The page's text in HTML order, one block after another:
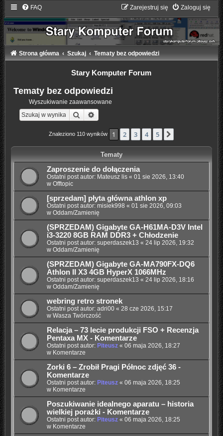
FAQ Zaloguj się
Zarejestruj się
Strona główna Szukaj Tematy bez odpowiedzi
Stary Komputer Forum
Tematy bez odpowiedzi
Wyszukiwanie zaawansowane
Szukaj
Znaleziono 110 wyników 1 2 3 4 5
Tematy
Zaproszenie do dołączenia
Ostatni post autor: Mateusz lis« 01 sie 2026, 13:40
w Offtopic
[sprzedam] płyta główna athlon xp
Ostatni post autor: misiek998 « 01 sie 2026, 09:03
w Oddam/Zamienię
(SPRZEDAM) Gigabyte GA-H61MA-D3V Intel
i3-3220 8GB RAM DDR3 + Chłodzenie
Ostatni post autor: superdaszek13 « 24 lip 2026, 19:32
w Oddam/Zamienię
(SPRZEDAM) Gigabyte GA-MA790FX-DQ6
Athlon II X3 4GB HyperX 1066MHz
Ostatni post autor: superdaszek13 « 24 lip 2026, 18:16
w Oddam/Zamienię
webring retro stronek
Ostatni post autor: adri00« 28 cze 2026, 15:17
w Wasza Twórczość
Relacja – 73 lecie produkcji FSO + Recenzja
Pentaxa MX - Komentarze
Ostatni post autor: Piteusz« 06 maja 2026, 18:27
w Komentarze
Zorki 6 – Zrobił Pragi Północ zdjęć 36 -
Komentarze
Ostatni post autor: Piteusz« 06 maja 2026, 18:25
w Komentarze
Poszukiwanie idealnego aparatu – historia
wielkiej porażki - Komentarze
Ostatni post autor: Piteusz« 06 maja 2026, 18:25
w Komentarze